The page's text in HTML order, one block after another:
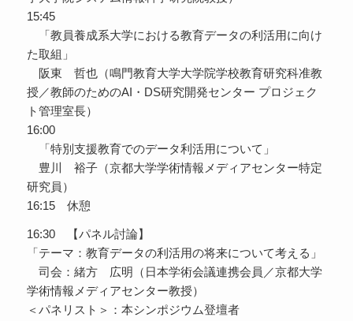
15:45
「教員養成系大学における教育データの利活用に向け
た取組」
阪東 哲也（鳴門教育大学大学院学校教育研究科准教
授／教師のためのAI・DS研究開発センター プロジェク
ト管理室長）
16:00
「特別支援教育でのデータ利活用について」
豊川 裕子（京都大学学術情報メディアセンター特定
研究員）
16:15 休憩
16:30 【パネル討論】
「テーマ：教育データの利活用の将来について考える」
司会：緒方 広明（日本学術会議連携会員／京都大学
学術情報メディアセンター教授）
＜パネリスト＞：本シンポジウム登壇者